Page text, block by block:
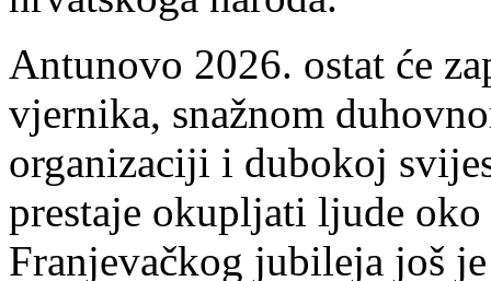
Antunovo 2026. ostat će
vjernika, snažnom
organizaciji i dubokoj
prestaje okupljati ljude
Franjevačkog jubileja još